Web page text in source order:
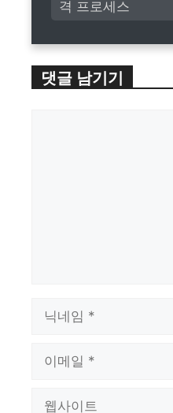
격 프로세스
댓글 남기기